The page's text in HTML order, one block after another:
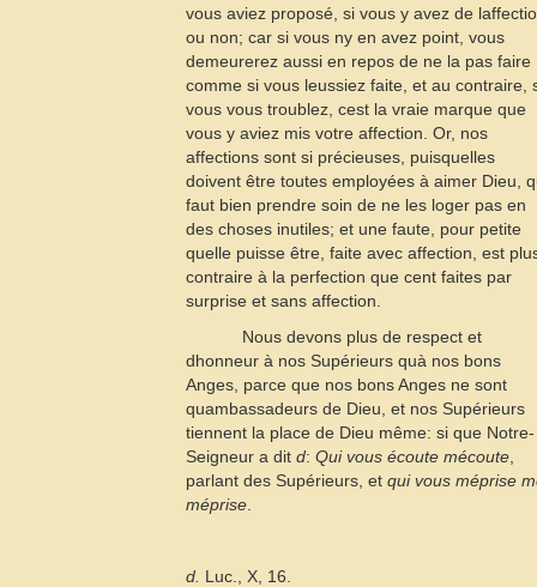
vous aviez proposé, si vous y avez de
ou non; car si vous ny en avez point, vous
demeurerez aussi en repos de ne la pas faire
comme si vous leussiez faite, et au contraire,
vous vous troublez, cest la vraie marque que
vous y aviez mis votre affection. Or, nos
affections sont si précieuses, puisquelles
doivent être toutes employées à aimer Dieu,
faut bien prendre soin de ne les loger pas en
des choses inutiles; et une faute, pour petite
quelle puisse être, faite avec affection, est
contraire à la perfection que cent faites par
surprise et sans affection.
Nous devons plus de respect et
dhonneur à nos Supérieurs quà nos bons
Anges, parce que nos bons Anges ne sont
quambassadeurs de Dieu, et nos Supérieurs
tiennent la place de Dieu même: si que Notre-
Seigneur a dit d: Qui vous écoute mécoute
parlant des Supérieurs, et qui vous méprise
méprise
d. Luc., X, 16.